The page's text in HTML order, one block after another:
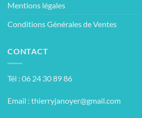
Mentions légales
Conditions Générales de Ventes
CONTACT
Tél : 06 24 30 89 86
Email : thierryjanoyer@gmail.com